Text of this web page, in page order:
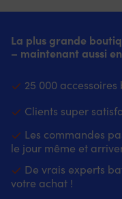
La plus grande
– maintenant aussi
25 000
Clients super
Les commandes
le jour même et
De vrais experts
votre achat !